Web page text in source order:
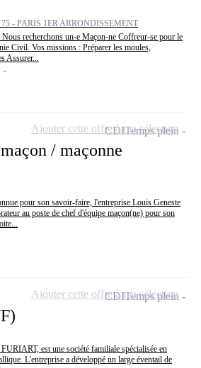
75 - PARIS 1ER ARRONDISSEMENT
recherchons un-e Maçon-ne Coffreur-se pour le
Civil. Vos missions : Préparer les moules,
Assurer...
/ maçonne
pour son savoir-faire, l'entreprise Louis Geneste
au poste de chef d'équipe maçon(ne) pour son
CDITemps plein
Ajouter cette offre à ma sélection
est une société familiale spécialisée en
L'entreprise a développé un large éventail de
CDITemps plein
Ajouter cette offre à ma sélection